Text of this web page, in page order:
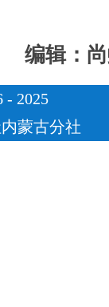
编辑：
- 2025
蒙古分社